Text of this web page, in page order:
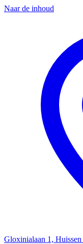
Naar de inhoud
Gloxinialaan 1, Huissen